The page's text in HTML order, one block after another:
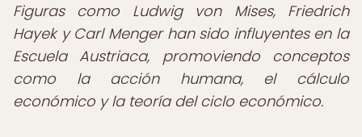
Figuras como Ludwig von Mises, Friedrich
Hayek y Carl Menger han sido influyentes en la
Escuela Austriaca, promoviendo conceptos
como la acción humana, el cálculo
económico y la teoría del ciclo económico.